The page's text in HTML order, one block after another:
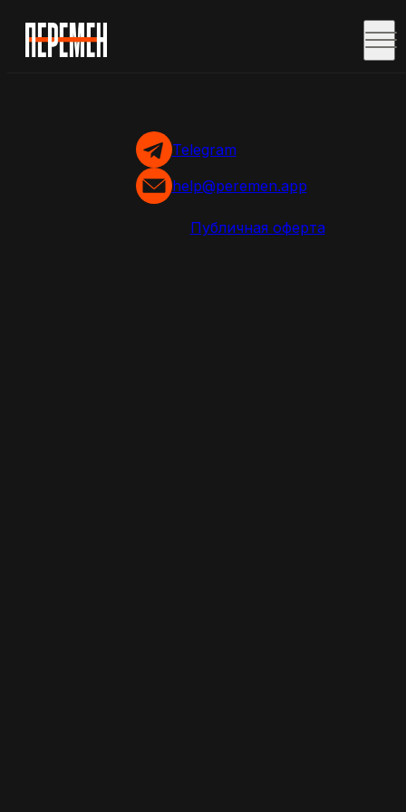
Telegram
help@peremen.app
Публичная оферта